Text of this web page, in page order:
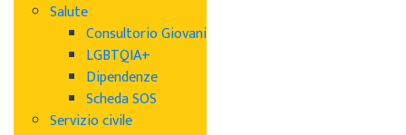
Salute
Consultorio Giovani
LGBTQIA+
Dipendenze
Scheda SOS
Servizio civile